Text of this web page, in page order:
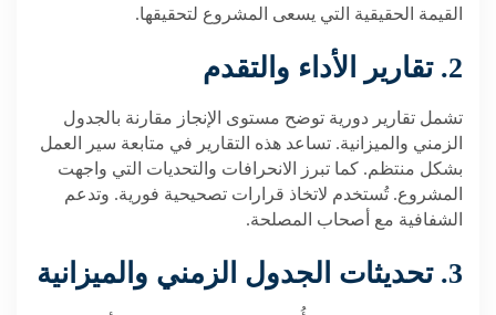
القيمة الحقيقية التي يسعى المشروع لتحقيقها.
2. تقارير الأداء والتقدم
تشمل تقارير دورية توضح مستوى الإنجاز مقارنة بالجدول
الزمني والميزانية. تساعد هذه التقارير في متابعة سير العمل
بشكل منتظم. كما تبرز الانحرافات والتحديات التي واجهت
المشروع. تُستخدم لاتخاذ قرارات تصحيحية فورية. وتدعم
الشفافية مع أصحاب المصلحة.
3. تحديثات الجدول الزمني والميزانية